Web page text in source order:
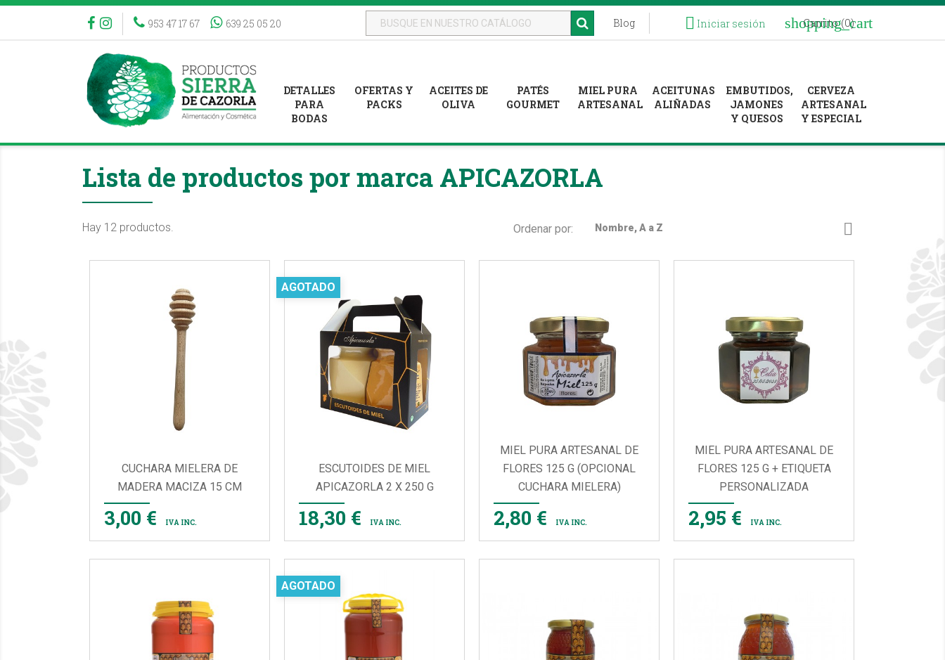
953 47 17 67 639 25 05 20 Blog  Iniciar sesión shopping_cart
Carrito (0)
DETALLES
PARA
BODAS
OFERTAS Y
PACKS
ACEITES DE
OLIVA
PATÉS
GOURMET
MIEL PURA
ARTESANAL
ACEITUNAS
ALIÑADAS
EMBUTIDOS,
JAMONES
Y QUESOS
CERVEZA
ARTESANAL
Y ESPECIAL
Lista de productos por marca APICAZORLA
Hay 12 productos. Ordenar por: Nombre, A a Z 
CUCHARA MIELERA DE
MADERA MACIZA 15 CM
3,00 € IVA INC.

ESCUTOIDES DE MIEL
APICAZORLA 2 X 250 G
18,30 € IVA INC.
AGOTADO

MIEL PURA ARTESANAL DE
FLORES 125 G (OPCIONAL
CUCHARA MIELERA)
2,80 € IVA INC.

MIEL PURA ARTESANAL DE
FLORES 125 G + ETIQUETA
PERSONALIZADA
2,95 € IVA INC.

AGOTADO